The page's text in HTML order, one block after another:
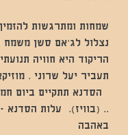
שמחות ומתרגשות
נצלול לג'אם סשן משמח
הריקוד היא חוויה
תעביר יעל שרוני .
הסדנא תתקיים ביום חמישי בשעה 19:30-21:00
באהבה